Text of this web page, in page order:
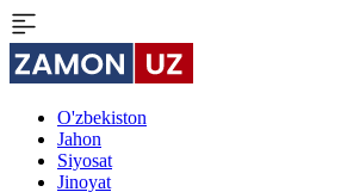
O'zbekiston
Jahon
Siyosat
Jinoyat